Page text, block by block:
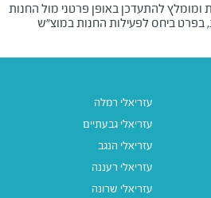
ומומלץ להתעדכן באופן פרטני מול החנות
בפרט ביחס לפעילות החנות במוצ"ש
עזריאלי רמלה
עזריאלי גבעתיים
עזריאלי הנגב
עזריאלי רעננה
עזריאלי שרונה